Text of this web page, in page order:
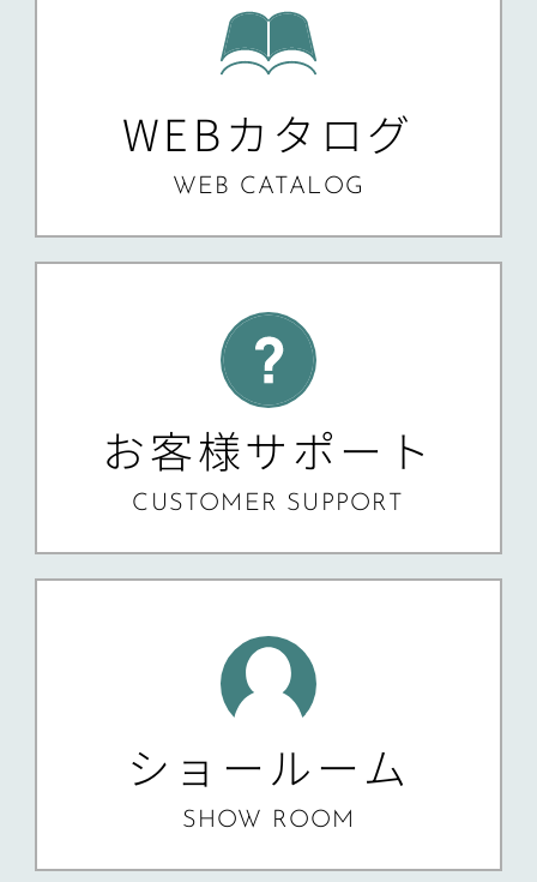
WEBカタログ
WEB CATALOG
お客様サポート
CUSTOMER SUPPORT
ショールーム
SHOW ROOM